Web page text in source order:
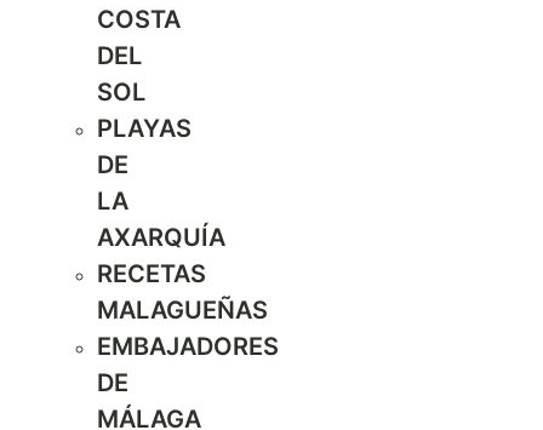
COSTA
DEL
SOL
PLAYAS
DE
LA
AXARQUÍA
RECETAS
MALAGUEÑAS
EMBAJADORES
DE
MÁLAGA